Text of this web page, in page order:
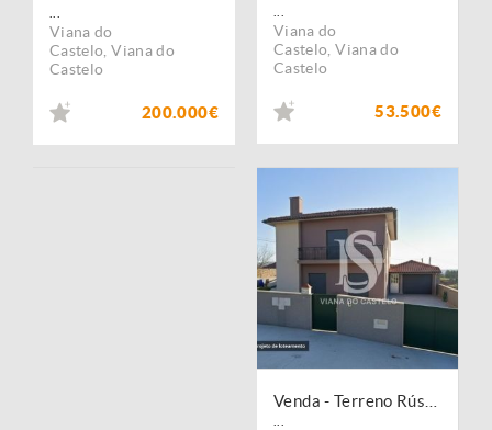
Viana do
Castelo ,Viana do
Castelo
200.000€
Viana do
Castelo ,Viana do
Castelo
53.500€